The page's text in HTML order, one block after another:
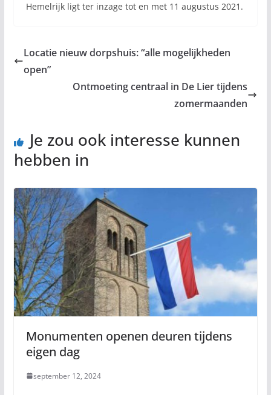
Hemelrijk ligt ter inzage tot en met 11 augustus 2021.
Locatie nieuw dorpshuis: “alle mogelijkheden
open”
Ontmoeting centraal in De Lier tijdens
zomermaanden
Je zou ook interesse kunnen
hebben in
Monumenten openen deuren tijdens
eigen dag
september 12, 2024